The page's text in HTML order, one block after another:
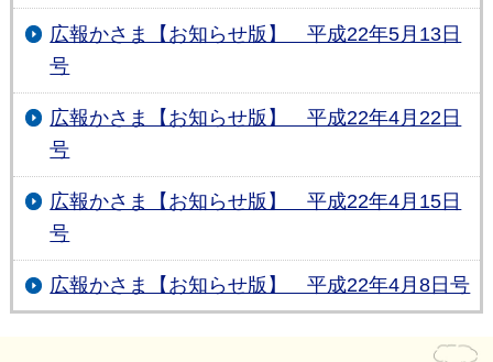
広報かさま【お知らせ版】 平成22年5月13日
号
広報かさま【お知らせ版】 平成22年4月22日
号
広報かさま【お知らせ版】 平成22年4月15日
号
広報かさま【お知らせ版】 平成22年4月8日号